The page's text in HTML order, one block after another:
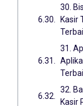
30.
Kasir
31.
32.
Kasir